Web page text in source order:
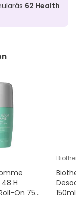
62 Health
H
On 75